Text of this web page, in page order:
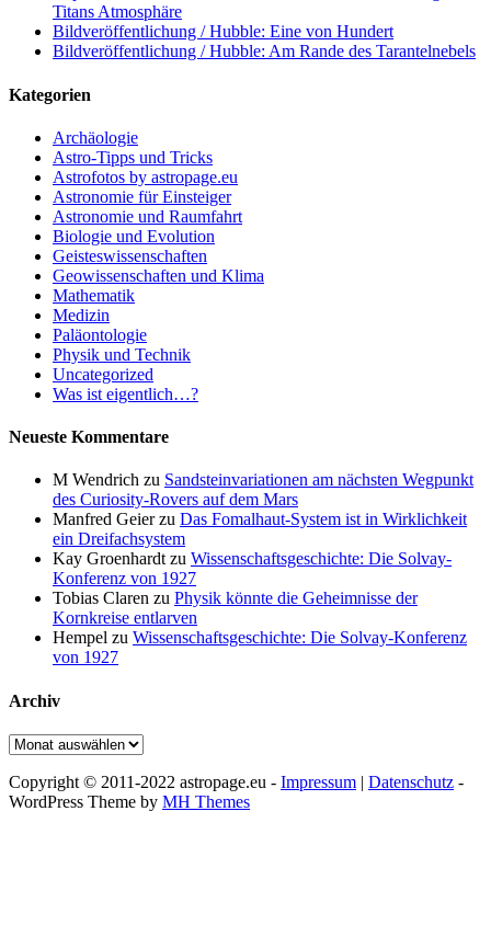
Titans Atmosphäre
Bildveröffentlichung / Hubble: Eine von Hundert
Bildveröffentlichung / Hubble: Am Rande des Tarantelnebels
Kategorien
Archäologie
Astro-Tipps und Tricks
Astrofotos by astropage.eu
Astronomie für Einsteiger
Astronomie und Raumfahrt
Biologie und Evolution
Geisteswissenschaften
Geowissenschaften und Klima
Mathematik
Medizin
Paläontologie
Physik und Technik
Uncategorized
Was ist eigentlich…?
Neueste Kommentare
M Wendrich zu Sandsteinvariationen am nächsten Wegpunkt
des Curiosity-Rovers auf dem Mars
Manfred Geierzu Das Fomalhaut-System ist in Wirklichkeit
ein Dreifachsystem
Kay Groenhardt zu Wissenschaftsgeschichte: Die Solvay-
Konferenz von 1927
Tobias Claren zu Physik könnte die Geheimnisse der
Kornkreise entlarven
Hempel zu Wissenschaftsgeschichte: Die Solvay-Konferenz
von 1927
Archiv
Archiv
Copyright © 2011-2022 astropage.eu - Impressum | Datenschutz -
WordPress Theme by MH Themes